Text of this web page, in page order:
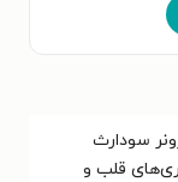
سودارث
قلب و